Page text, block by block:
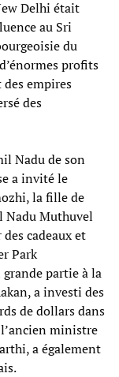
Delhi était
au Sri
du
profits
empires
des
Nadu de son
a invité le
la fille de
Nadu Muthuvel
cadeaux et
Park
partie à la
a investi des
de dollars dans
ministre
a également